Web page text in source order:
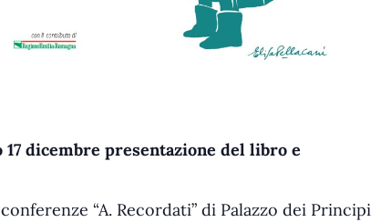
17 dicembre presentazione del libro e
“A. Recordati” di Palazzo dei Principi